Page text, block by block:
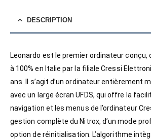
DESCRIPTION
Leonardo est le premier ordinateur conçu,
à 100% en Italie par la filiale Cressi
ans. Il s’agit d’un ordinateur entièrement
avec un large écran UFDS, qui offre la
navigation et les menus de l’ordinateur
gestion complète du Nitrox, d’un mode
option de réinitialisation. L’algorithme